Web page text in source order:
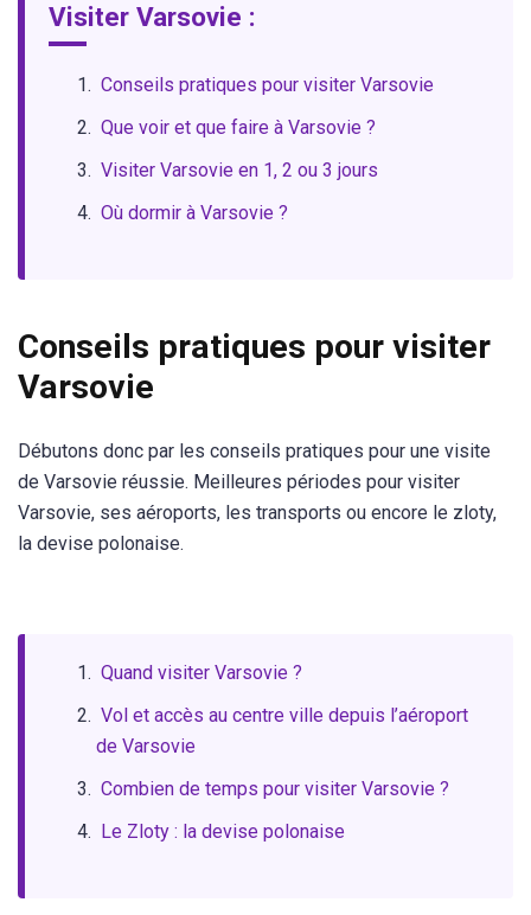
Visiter Varsovie :
Conseils pratiques pour visiter Varsovie
Que voir et que faire à Varsovie ?
Visiter Varsovie en 1, 2 ou 3 jours
Où dormir à Varsovie ?
Conseils pratiques pour visiter
Varsovie
Débutons donc par les conseils pratiques pour une visite
de Varsovie réussie. Meilleures périodes pour visiter
Varsovie, ses aéroports, les transports ou encore le zloty,
la devise polonaise.
Quand visiter Varsovie ?
Vol et accès au centre ville depuis l’aéroport
de Varsovie
Combien de temps pour visiter Varsovie ?
Le Zloty : la devise polonaise